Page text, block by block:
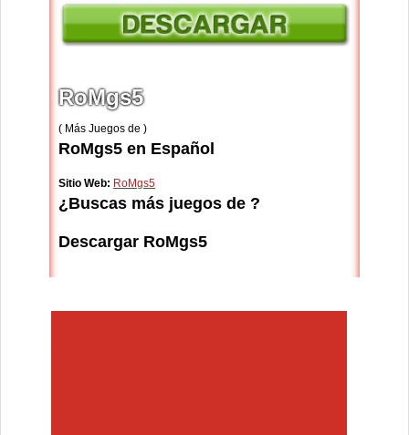
RoMgs5
( Más Juegos de )
RoMgs5 en Español
Sitio Web: RoMgs5
¿Buscas más juegos de ?
Descargar RoMgs5